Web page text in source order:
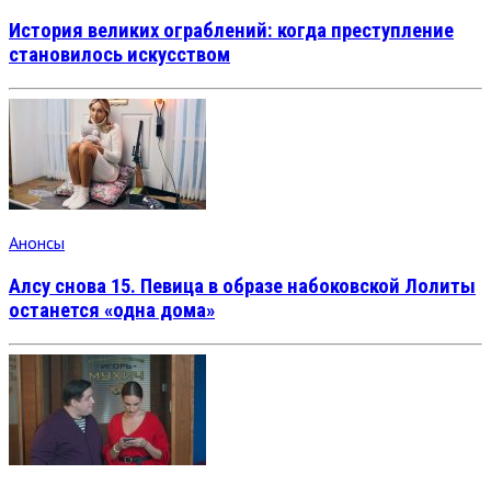
История великих ограблений: когда преступление
становилось искусством
Анонсы
Алсу снова 15. Певица в образе набоковской Лолиты
останется «одна дома»